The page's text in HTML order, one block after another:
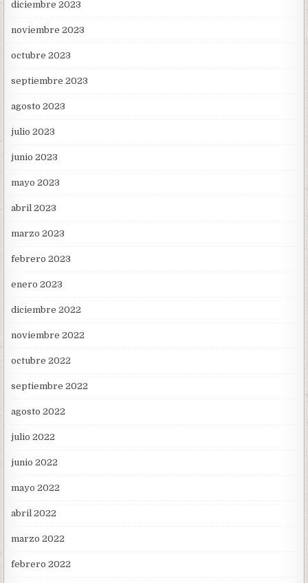
diciembre 2023
noviembre 2023
octubre 2023
septiembre 2023
agosto 2023
julio 2023
junio 2023
mayo 2023
abril 2023
marzo 2023
febrero 2023
enero 2023
diciembre 2022
noviembre 2022
octubre 2022
septiembre 2022
agosto 2022
julio 2022
junio 2022
mayo 2022
abril 2022
marzo 2022
febrero 2022